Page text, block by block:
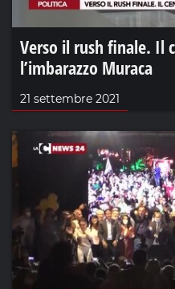
Verso il rush finale. Il
l’imbarazzo Muraca
21 settembre 2021